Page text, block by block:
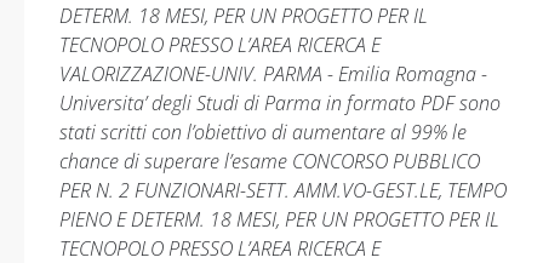
DETERM. 18 MESI, PER UN PROGETTO PER IL
TECNOPOLO PRESSO L’AREA RICERCA E
VALORIZZAZIONE-UNIV. PARMA - Emilia Romagna -
Universita’ degli Studi di Parma in formato PDF sono
stati scritti con l’obiettivo di aumentare al 99% le
chance di superare l’esame CONCORSO PUBBLICO
PER N. 2 FUNZIONARI-SETT. AMM.VO-GEST.LE, TEMPO
PIENO E DETERM. 18 MESI, PER UN PROGETTO PER IL
TECNOPOLO PRESSO L’AREA RICERCA E